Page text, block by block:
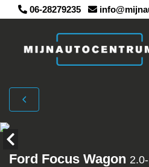
06-28279235
Ford Focus Wagon